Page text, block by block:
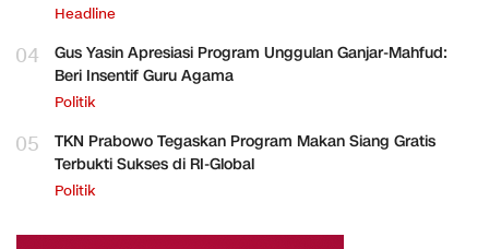
Headline
04
Gus Yasin Apresiasi Program Unggulan Ganjar-Mahfud:
Beri Insentif Guru Agama
Politik
05
TKN Prabowo Tegaskan Program Makan Siang Gratis
Terbukti Sukses di RI-Global
Politik